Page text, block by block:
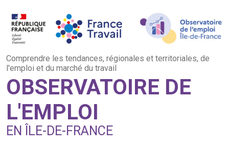
Comprendre les tendances, régionales et territoriales, de
l'emploi et du marché du travail
OBSERVATOIRE DE
L'EMPLOI
EN ÎLE-DE-FRANCE